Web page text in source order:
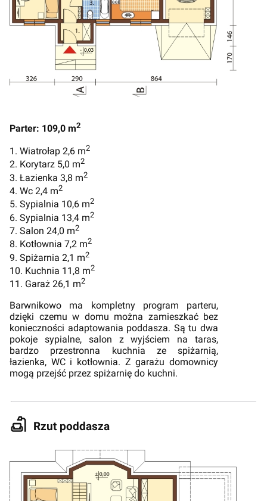
Parter: 109,0 m2
1. Wiatrołap 2,6 m2
2. Korytarz 5,0 m2
3. Łazienka 3,8 m2
4. Wc 2,4 m2
5. Sypialnia 10,6 m2
6. Sypialnia 13,4 m2
7. Salon 24,0 m2
8. Kotłownia 7,2 m2
9. Spiżarnia 2,1 m2
10. Kuchnia 11,8 m2
11. Garaż 26,1 m2
Barwnikowo ma kompletny program parteru,
dzięki czemu w domu można zamieszkać bez
konieczności adaptowania poddasza. Są tu dwa
pokoje sypialne, salon z wyjściem na taras,
bardzo przestronna kuchnia ze spiżarnią,
łazienka, WC i kotłownia. Z garażu domownicy
mogą przejść przez spiżarnię do kuchni.
Rzut poddasza